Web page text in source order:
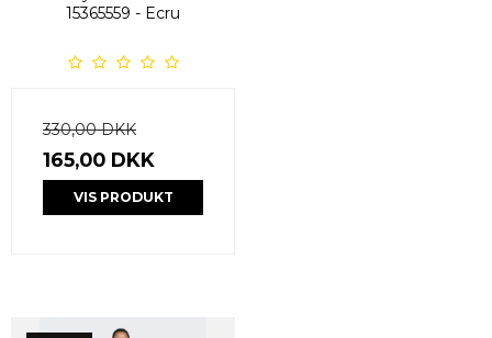
15365559 - Ecru
330,00 DKK
165,00 DKK
VIS PRODUKT